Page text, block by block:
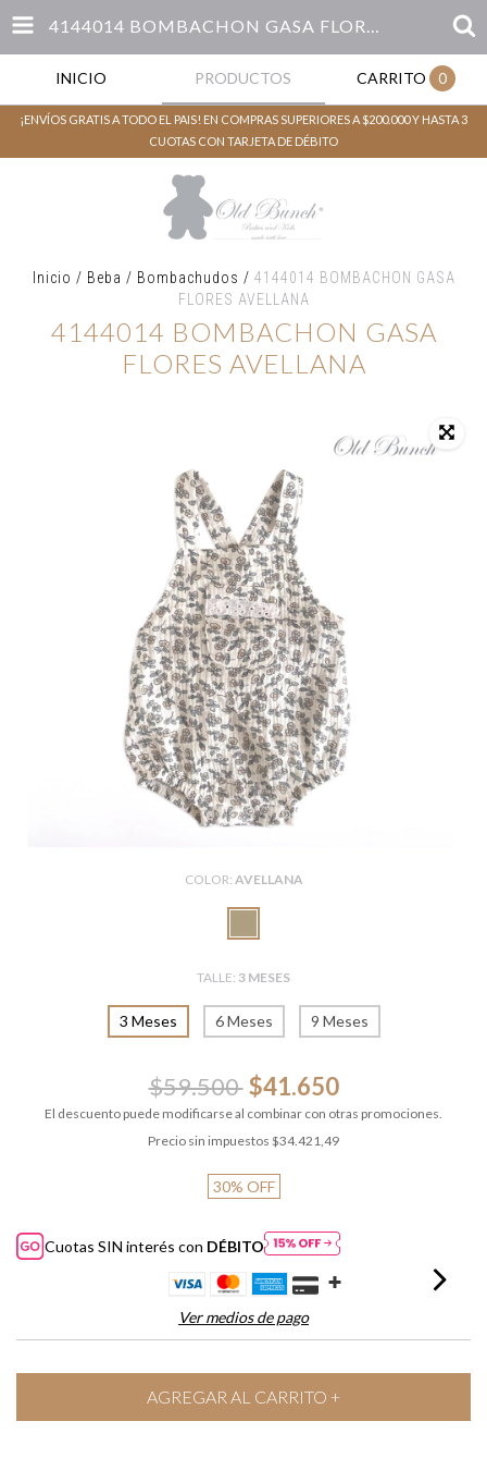
4144014 BOMBACHON GASA FLORES AVELLANA
INICIO PRODUCTOS CARRITO 0
¡ENVÍOS GRATIS A TODO EL PAIS! EN COMPRAS SUPERIORES A $200.000 Y HASTA 3
CUOTAS CON TARJETA DE DÉBITO
Inicio / Beba / Bombachudos / 4144014 BOMBACHON GASA
FLORES AVELLANA
4144014 BOMBACHON GASA
FLORES AVELLANA
COLOR: AVELLANA
TALLE: 3 MESES
3 Meses 6 Meses 9 Meses
$59.500 $41.650
El descuento puede modificarse al combinar con otras promociones.
Precio sin impuestos $34.421,49
30% OFF
Cuotas SIN interés con DÉBITO
Ver medios de pago